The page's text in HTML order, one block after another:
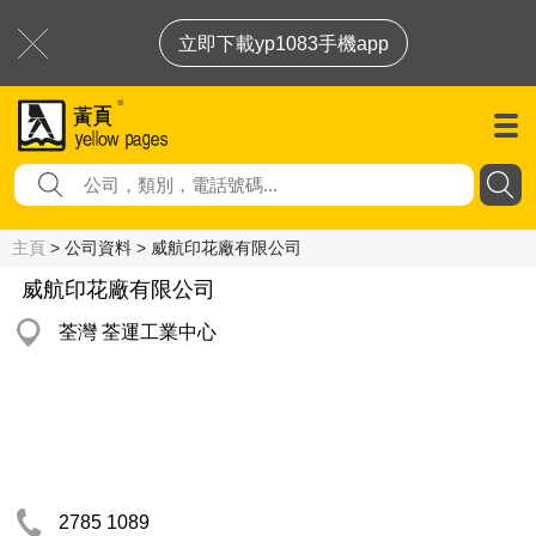
立即下載yp1083手機app
主頁 > 公司資料 > 威航印花廠有限公司
威航印花廠有限公司
荃灣 荃運工業中心
2785 1089